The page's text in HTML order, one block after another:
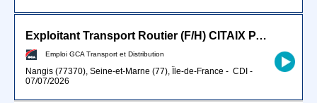
Exploitant Transport Routier (F/H) CITAIX PARIS
Emploi GCA Transport et Distribution
Nangis (77370), Seine-et-Marne (77), Île-de-France - CDI -
07/07/2026